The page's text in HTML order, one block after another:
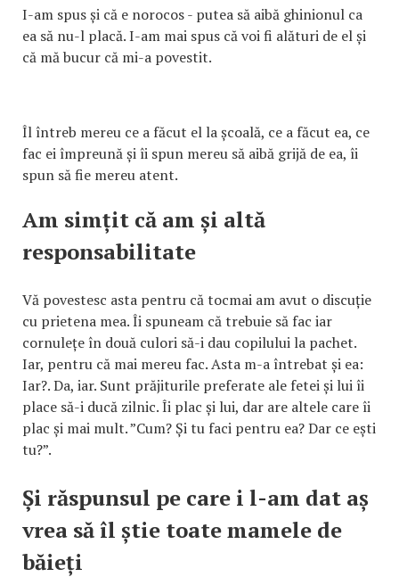
I-am spus și că e norocos - putea să aibă ghinionul ca
ea să nu-l placă. I-am mai spus că voi fi alături de el și
că mă bucur că mi-a povestit.
Îl întreb mereu ce a făcut el la școală, ce a făcut ea, ce
fac ei împreună și îi spun mereu să aibă grijă de ea, îi
spun să fie mereu atent.
Am simțit că am și altă
responsabilitate
Vă povestesc asta pentru că tocmai am avut o discuție
cu prietena mea. Îi spuneam că trebuie să fac iar
cornulețe în două culori să-i dau copilului la pachet.
Iar, pentru că mai mereu fac. Asta m-a întrebat și ea:
Iar?. Da, iar. Sunt prăjiturile preferate ale fetei și lui îi
place să-i ducă zilnic. Îi plac și lui, dar are altele care îi
plac și mai mult. ”Cum? Și tu faci pentru ea? Dar ce ești
tu?”.
Și răspunsul pe care i l-am dat aș
vrea să îl știe toate mamele de
băieți